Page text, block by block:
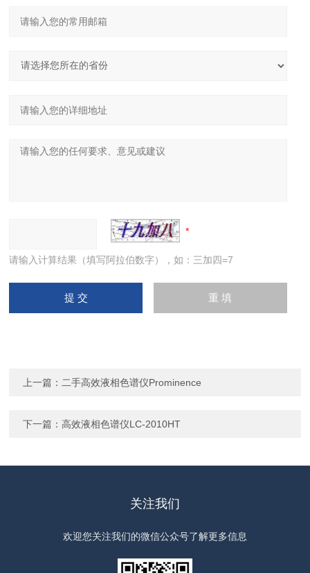
请输入计算结果（填写阿拉伯数字），如：三加四=7
上一篇： 二手高效液相色谱仪Prominence
下一篇：高效液相色谱仪LC-2010HT
关注我们
欢迎您关注我们的微信公众号了解更多信息